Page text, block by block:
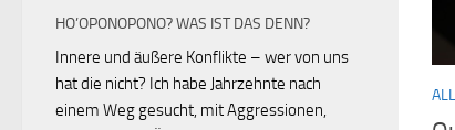
die
Lautstärke
zu
regeln.
HO’OPONOPONO? WAS IST DAS DENN?
Innere und äußere Konflikte – wer von uns
hat die nicht? Ich habe Jahrzehnte nach
einem Weg gesucht, mit Aggressionen,